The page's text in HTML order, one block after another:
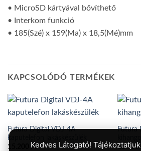
• MicroSD kártyával bővíthető
• Interkom funkció
• 185(Szé) x 159(Ma) x 18,5(Mé)mm
KAPCSOLÓDÓ TERMÉKEK
Futura Digital VDJ-4A
kaputelefon lakáskészülék
15.200 Ft
Futura
12.300
Kedves Látogató!